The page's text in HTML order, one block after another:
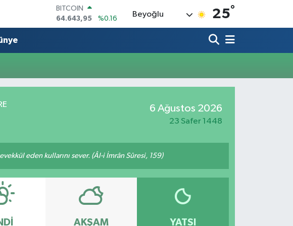
BITCOIN
64.643,95
%0.16
DOLAR
64,2398
%0.2
Beyoğlu 25°
6 Ağustos 2026
23 Safer 1448
eden kullarını sever. (Âl-i İmrân Sûresi, 159)
AKŞAM YATSI